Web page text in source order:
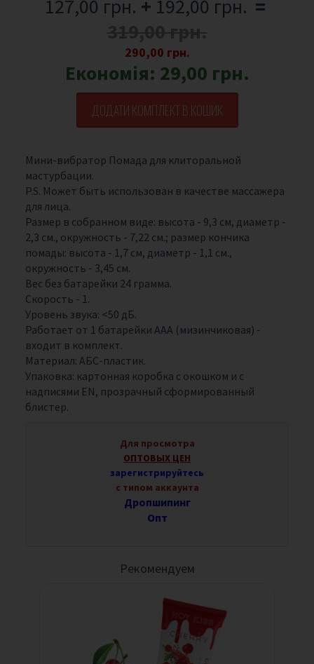
127,00 грн. + 192,00 грн. =
290,00 грн.
Економія: 29,00 грн.
ДОДАТИ КОМПЛЕКТ В КОШИК
Мини-вибратор Помада для клиторальной
мастурбации.
P.S. Может быть использован в качестве массажера
для лица.
Размер в собранном виде: высота - 9,3 см, диаметр -
2,3 см., окружность - 7,22 см.; размер кончика
помады: высота - 1,7 см, диаметр - 1,1 см.,
окружность - 3,45 см.
Вес без батарейки 24 грамма.
Скорость - 1.
Уровень звука: <50 дБ.
Работает от 1 батарейки ААА (мизинчиковая) -
входит в комплект.
Материал: АБС-пластик.
Упаковка: картонная коробка с окошком и с
надписями EN, прозрачный сформированный
блистер.
Для просмотра
ОПТОВЫХ ЦЕН
зарегистрируйтесь
с типом аккаунта
Дропшипинг
Опт
Рекомендуем